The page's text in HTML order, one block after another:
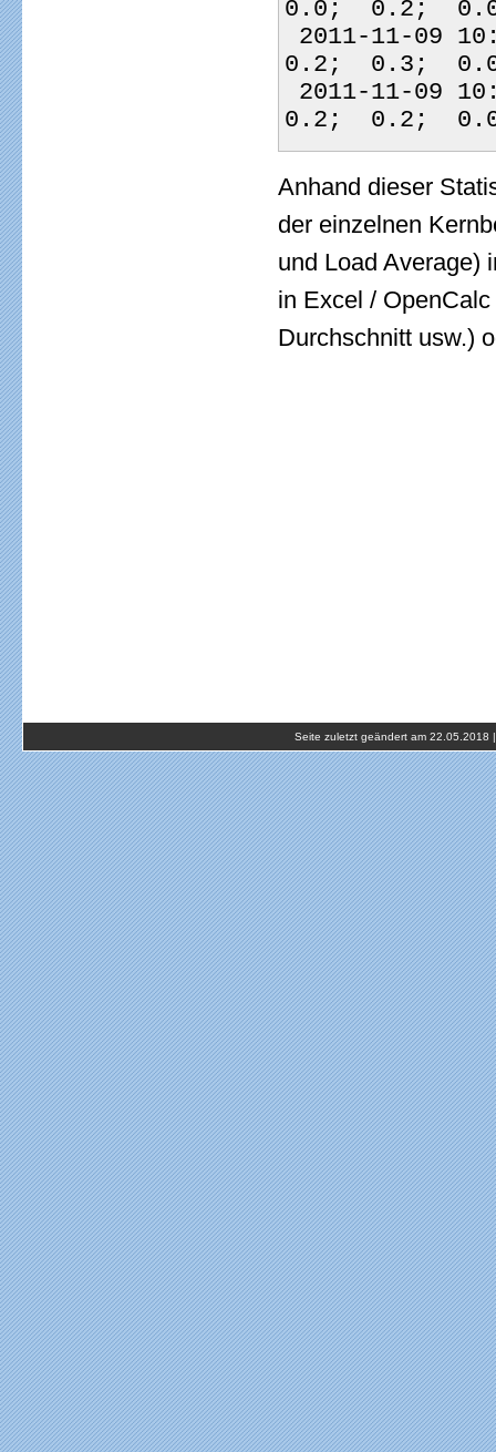
0.0;  0.2;
0.2;  0.3;
0.2;  0.2;
Anhand dieser
der einzelnen
und Load Average)
in Excel /
Durchschnitt usw.)
Seite zuletzt geändert am 22.05.2018